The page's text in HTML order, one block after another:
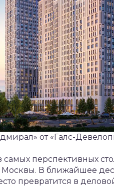
от «Галс-
перспективных
Москвы. В ближайшее
превратится в